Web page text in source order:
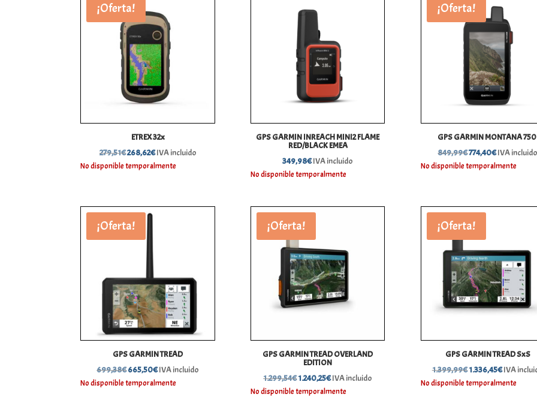
¡Oferta!
ETREX 32x
279,51€El
precio
279,51€.
268,62€El
precio
268,62€.
IVA incluido
No disponible temporalmente
GPS GARMIN INREACH MINI2 FLAME
RED/BLACK EMEA
349,98€IVA incluido
No disponible temporalmente
¡Oferta!
GPS GARMIN MONTANA
849,99€El
precio
849,99€.
774,40€El
precio
774,40€.
IVA
No disponible temporalmente
¡Oferta!
GPS GARMIN TREAD
699,38€El
precio
665,50€El
precio
IVA incluido
No disponible temporalmente
¡Oferta!
GPS GARMIN TREAD OVERLAND
EDITION
1.299,54€El
precio
1.240,25€El
precio
IVA incluido
No disponible temporalmente
¡Oferta!
GPS GARMIN TREAD SxS
1.399,99€El
precio
1.336,45€El
precio
IVA
No disponible temporalmente